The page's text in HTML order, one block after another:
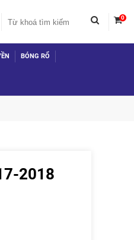
0
BÓNG RỔ
2018